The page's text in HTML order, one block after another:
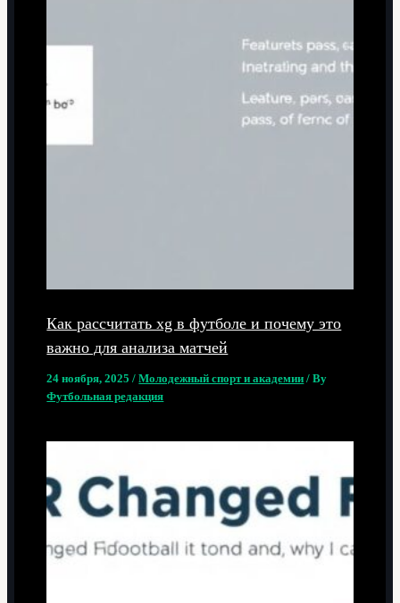
Как рассчитать xg в футболе и почему это
важно для анализа матчей
24 ноября, 2025/Молодежный спорт и академии / By
Футбольная редакция